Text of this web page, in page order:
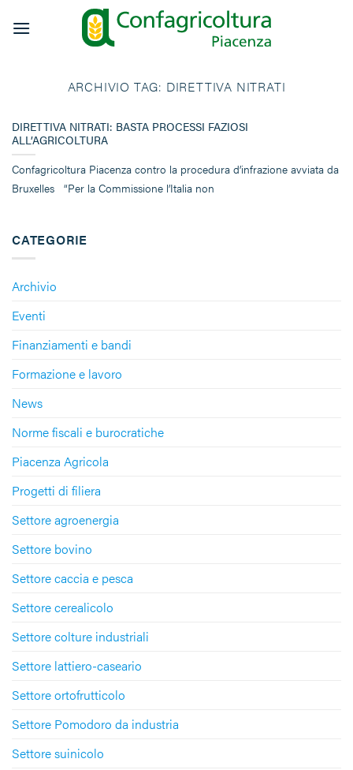
ARCHIVIO TAG: DIRETTIVA NITRATI
CATEGORIE
Archivio
Eventi
Finanziamenti e bandi
Formazione e lavoro
News
Norme fiscali e burocratiche
Piacenza Agricola
Progetti di filiera
Settore agroenergia
Settore bovino
Settore caccia e pesca
Settore cerealicolo
Settore colture industriali
Settore lattiero-caseario
Settore ortofrutticolo
Settore Pomodoro da industria
Settore suinicolo
DIRETTIVA NITRATI: BASTA PROCESSI FAZIOSI
ALL’AGRICOLTURA
Confagricoltura Piacenza contro la procedura d’infrazione avviata da
Bruxelles “Per la Commissione l’Italia non